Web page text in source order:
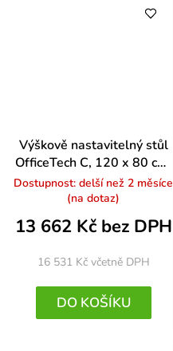
Výškově nastavitelný stůl
OfficeTech C, 120 x 80 cm,
bílá podnož, ořech
Dostupnost: delší než 2 měsíce
(na dotaz)
13 662 Kč bez DPH
16 531 Kč včetně DPH
DO KOŠÍKU